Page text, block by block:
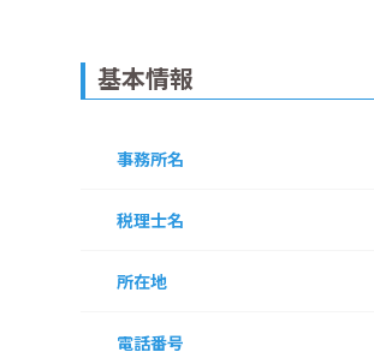
基本情報
事務所名
税理士名
所在地
電話番号